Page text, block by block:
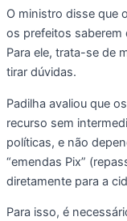
O ministro disse que
os prefeitos saberem
Para ele, trata-se de
tirar dúvidas.
Padilha avaliou que
recurso sem
políticas, e não
“emendas Pix”
diretamente para a
Para isso, é